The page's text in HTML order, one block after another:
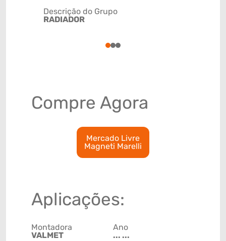
Descrição do Grupo
RADIADOR
123
Compre Agora
Mercado Livre
Magneti Marelli
Aplicações:
Montadora
VALMET
Ano
... ...